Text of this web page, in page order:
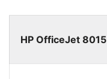
HP OfficeJet 8015